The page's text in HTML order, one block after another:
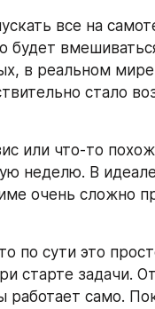
все на
будет
в реальном
стало
или что-то
неделю. В
очень сложно
по сути это
старте задачи.
само.